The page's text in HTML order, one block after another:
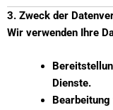
3. Zweck der
Wir verwenden Ihre
Dienste.